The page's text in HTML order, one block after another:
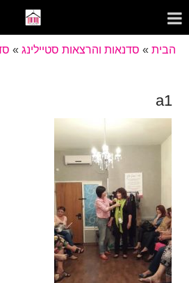
הבית » סדנאות והרצאות סטיילינג »
a1